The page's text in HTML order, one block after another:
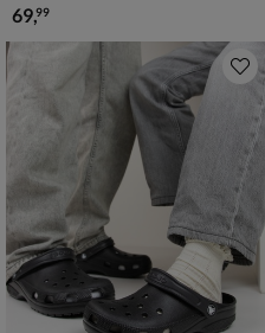
€ 69,99
69,99